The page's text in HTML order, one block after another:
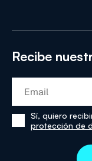
Recibe
he
Sí, quiero
protección de